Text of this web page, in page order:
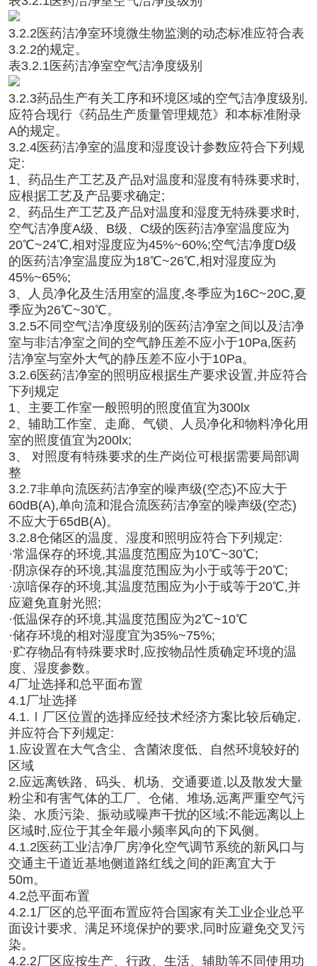
3.2.2医药洁净室环境微生物监测的动态标准应符合表
3.2.2的规定。
表3.2.1医药洁净室空气洁净度级别
3.2.3药品生产有关工序和环境区域的空气洁净度级别,
应符合现行《药品生产质量管理规范》和本标准附录
A的规定。
3.2.4医药洁净室的温度和湿度设计参数应符合下列规
定:
1、药品生产工艺及产品对温度和湿度有特殊要求时,
应根据工艺及产品要求确定;
2、药品生产工艺及产品对温度和湿度无特殊要求时,
空气洁净度A级、B级、C级的医药洁净室温度应为
20℃~24℃,相对湿度应为45%~60%;空气洁净度D级
的医药洁净室温度应为18℃~26℃,相对湿度应为
45%~65%;
3、人员净化及生活用室的温度,冬季应为16C~20C,夏
季应为26℃~30℃。
3.2.5不同空气洁净度级别的医药洁净室之间以及洁净
室与非洁净室之间的空气静压差不应小于10Pa,医药
洁净室与室外大气的静压差不应小于10Pa。
3.2.6医药洁净室的照明应根据生产要求设置,并应符合
下列规定
1、主要工作室一般照明的照度值宜为300lx
2、辅助工作室、走廊、气锁、人员净化和物料净化用
室的照度值宜为200lx;
3、 对照度有特殊要求的生产岗位可根据需要局部调
整
3.2.7非单向流医药洁净室的噪声级(空态)不应大于
60dB(A),单向流和混合流医药洁净室的噪声级(空态)
不应大于65dB(A)。
3.2.8仓储区的温度、湿度和照明应符合下列规定:
·常温保存的环境,其温度范围应为10℃~30℃;
· 阴凉保存的环境,其温度范围应为小于或等于20℃;
·凉喑保存的环境,其温度范围应为小于或等于20℃,并
应避免直射光照;
·低温保存的环境,其温度范围应为2℃~10℃
·储存环境的相对湿度宜为35%~75%;
·贮存物品有特殊要求时,应按物品性质确定环境的温
度、湿度参数。
4厂址选择和总平面布置
4.1厂址选择
4.1.Ⅰ厂区位置的选择应经技术经济方案比较后确定,
并应符合下列规定:
1.应设置在大气含尘、含菌浓度低、自然环境较好的
区域
2.应远离铁路、码头、机场、交通要道,以及散发大量
粉尘和有害气体的工厂、仓储、堆场,远离严重空气污
染、水质污染、振动或噪声干扰的区域;不能远离以上
区域时,应位于其全年最小频率风向的下风侧。
4.1.2医药工业洁净厂房净化空气调节系统的新风口与
交通主干道近基地侧道路红线之间的距离宜大于
50m。
4.2总平面布置
4.2.1厂区的总平面布置应符合国家有关工业企业总平
面设计要求、满足环境保护的要求,同时应避免交叉污
染。
4.2.2厂区应按生产、行政、生活、辅助等不同使用功